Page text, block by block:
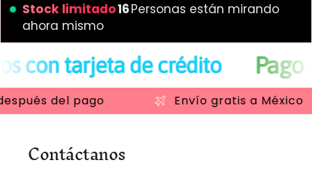
Stock limitado9Personas están mirando
ahora mismo
de crédito Pago en
del pago Envío gratis a México
Contáctanos